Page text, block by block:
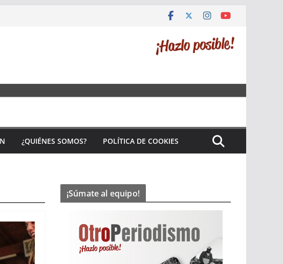
¿QUIÉNES SOMOS? POLÍTICA DE COOKIES
¡Súmate al equipo!